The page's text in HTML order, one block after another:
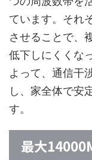
ています。それ
させることで、
低下しにくくな
よって、通信干
し、家全体で安
す。
最大